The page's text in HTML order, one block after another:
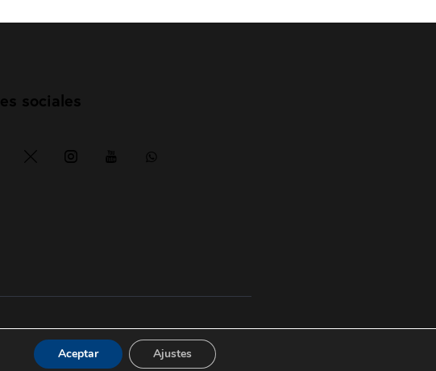
sociales
de cookies|Aviso legal|posicionesrealbetis
Aceptar Ajustes